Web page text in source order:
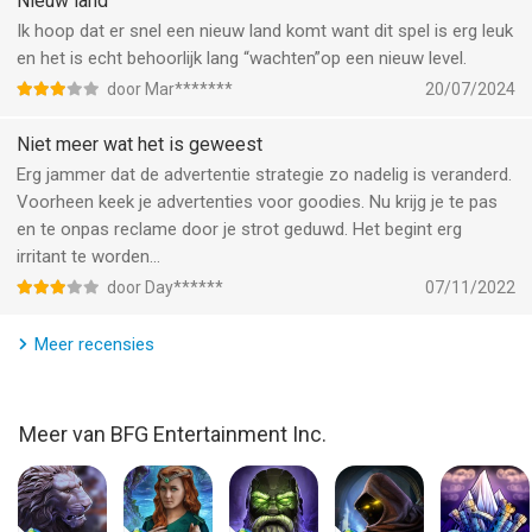
tikfunctie!
Een combinatie van tijdmanagement-, strategie- en arcadespel!
• Verdien lovende klantenrecensies, waardoor je een reputatie
opbouwt!
• Je kunt nieuwe locaties vrijspelen als je reactiekaarten krijgt
Het is leuk om snel te koken! In Cooking Craze, het populaire
speel-functie gecombineerd met exotische schotels in 15
uitdagingen en speciale events.
Facebook: https://www.facebook.com/CookingCrazeGame/
YouTube: https://www.youtube.com/c/CookingCraze
Instagram: @cookingcrazegame
Ik hoop dat er snel een nieuw land komt want dit spel is erg leuk
en het is echt behoorlijk lang “wachten”op een nieuw level.
door Mar******* 20/07/2024
Niet meer wat het is geweest
Erg jammer dat de advertentie strategie zo nadelig is veranderd.
Voorheen keek je advertenties voor goodies. Nu krijg je te pas
en te onpas reclame door je strot geduwd. Het begint erg
irritant te worden…
door Day****** 07/11/2022
Meer recensies
Meer van BFG Entertainment Inc.